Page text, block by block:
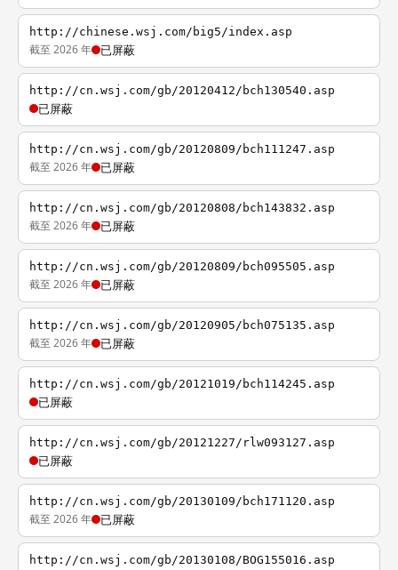
http://chinese.wsj.com/big5/index.asp
截至 2026 年 已屏蔽
http://cn.wsj.com/gb/20120412/bch130540.asp
已屏蔽
http://cn.wsj.com/gb/20120809/bch111247.asp
截至 2026 年 已屏蔽
http://cn.wsj.com/gb/20120808/bch143832.asp
截至 2026 年 已屏蔽
http://cn.wsj.com/gb/20120809/bch095505.asp
截至 2026 年 已屏蔽
http://cn.wsj.com/gb/20120905/bch075135.asp
截至 2026 年 已屏蔽
http://cn.wsj.com/gb/20121019/bch114245.asp
已屏蔽
http://cn.wsj.com/gb/20121227/rlw093127.asp
已屏蔽
http://cn.wsj.com/gb/20130109/bch171120.asp
截至 2026 年 已屏蔽
http://cn.wsj.com/gb/20130108/BOG155016.asp